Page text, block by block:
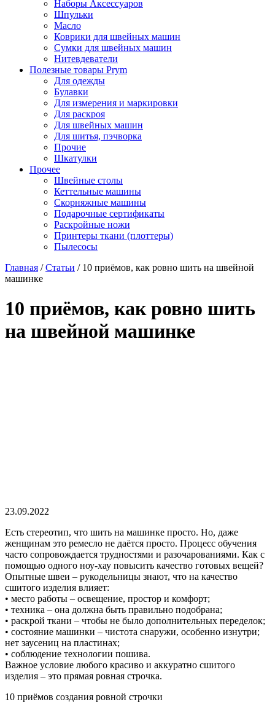
Наборы Аксессуаров
Шпульки
Масло
Коврики для швейных машин
Сумки для швейных машин
Нитевдеватели
Полезные товары Prym
Для одежды
Булавки
Для измерения и маркировки
Для раскроя
Для швейных машин
Для шитья, пэчворка
Прочие
Шкатулки
Прочее
Швейные столы
Кеттельные машины
Скорняжные машины
Подарочные сертификаты
Раскройные ножи
Принтеры ткани (плоттеры)
Пылесосы
Главная /Статьи / 10 приёмов, как ровно шить на швейной
машинке
10 приёмов, как ровно шить
на швейной машинке
23.09.2022
Есть стереотип, что шить на машинке просто. Но, даже
женщинам это ремесло не даётся просто. Процесс обучения
часто сопровождается трудностями и разочарованиями. Как с
помощью одного ноу-хау повысить качество готовых вещей?
Опытные швеи – рукодельницы знают, что на качество
сшитого изделия влияет:
• место работы – освещение, простор и комфорт;
• техника – она должна быть правильно подобрана;
• раскрой ткани – чтобы не было дополнительных переделок;
• состояние машинки – чистота снаружи, особенно изнутри;
нет заусениц на пластинах;
• соблюдение технологии пошива.
Важное условие любого красиво и аккуратно сшитого
изделия – это прямая ровная строчка.
10 приёмов создания ровной строчки